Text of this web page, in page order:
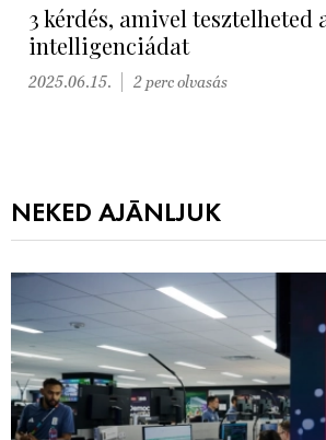
3 kérdés, amivel tesztelheted
intelligenciádat
2025.06.15. 2 perc olvasás
NEKED AJÁNLJUK